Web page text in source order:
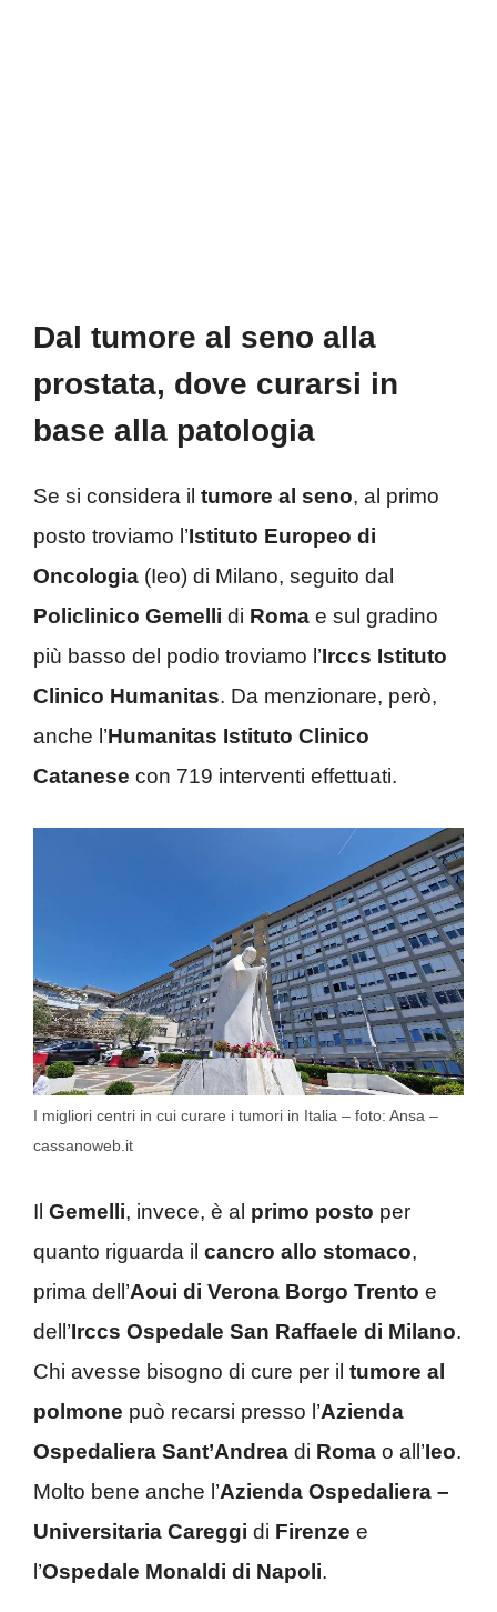
Dal tumore al seno alla
prostata, dove curarsi in
base alla patologia
Se si considera il tumore al seno, al primo
posto troviamo l’Istituto Europeo di
Oncologia (Ieo) di Milano, seguito dal
Policlinico Gemelli di Roma e sul gradino
più basso del podio troviamo l’Irccs Istituto
Clinico Humanitas. Da menzionare, però,
anche l’Humanitas Istituto Clinico
Catanese con 719 interventi effettuati.
I migliori centri in cui curare i tumori in Italia – foto: Ansa –
cassanoweb.it
Il Gemelli, invece, è al primo posto per
quanto riguarda il cancro allo stomaco,
prima dell’Aoui di Verona Borgo Trento e
dell’Irccs Ospedale San Raffaele di Milano.
Chi avesse bisogno di cure per il tumore al
polmone può recarsi presso l’Azienda
Ospedaliera Sant’Andrea di Roma o all’Ieo.
Molto bene anche l’Azienda Ospedaliera –
Universitaria Careggi di Firenze e
l’Ospedale Monaldi di Napoli.